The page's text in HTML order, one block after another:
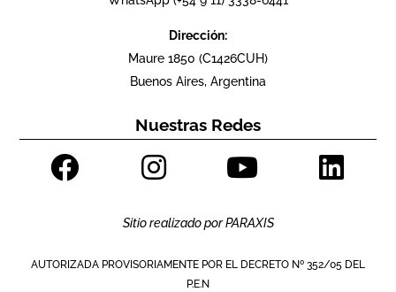
Dirección:
Maure 1850 (C1426CUH)
Buenos Aires, Argentina
Nuestras Redes
Sitio realizado porPARAXIS
AUTORIZADA PROVISORIAMENTE POR EL DECRETO Nº 352/05 DEL
P.E.N